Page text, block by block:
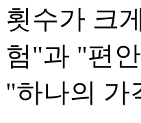
횟수가 크
험"과 "편
"하나의 가